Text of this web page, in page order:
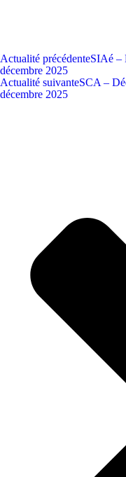
Actualité précédenteSIAé –
décembre 2025
Actualité suivanteSCA –
décembre 2025